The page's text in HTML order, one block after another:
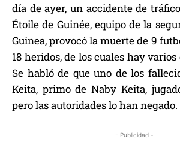
día de ayer, un accidente de
Étoile de Guinée, equipo de la
Guinea, provocó la muerte de 9
18 heridos, de los cuales hay
Se habló de que uno de los
Keita, primo de Naby Keita,
pero las autoridades lo han negado.
- Publicidad -